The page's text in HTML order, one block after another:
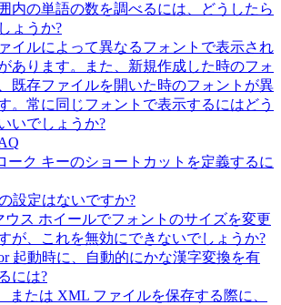
内の単語の数を調べるには、どうしたら
ょうか?
イルによって異なるフォントで表示され
あります。また、新規作成した時のフォ
既存ファイルを開いた時のフォントが異
。常に同じフォントで表示するにはどう
いでしょうか?
ーク キーのショートカットを定義するに
設定はないですか?
ウス ホイールでフォントのサイズを変更
が、これを無効にできないでしょうか?
起動時に、自動的にかな漢字変換を有
には?
または XML ファイルを保存する際に、